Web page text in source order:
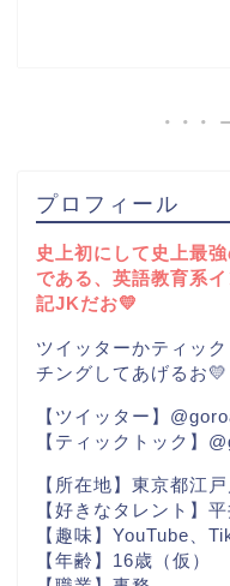
プロフィール
史上初にして史上最
である、英語教育系
記JKだお💛
ツイッターかティッ
チングしてあげるお💛
【ツイッター】
【ティックトック】
【所在地】東京都江
【好きなタレント】
【趣味】YouTube、
【年齢】16歳（仮）